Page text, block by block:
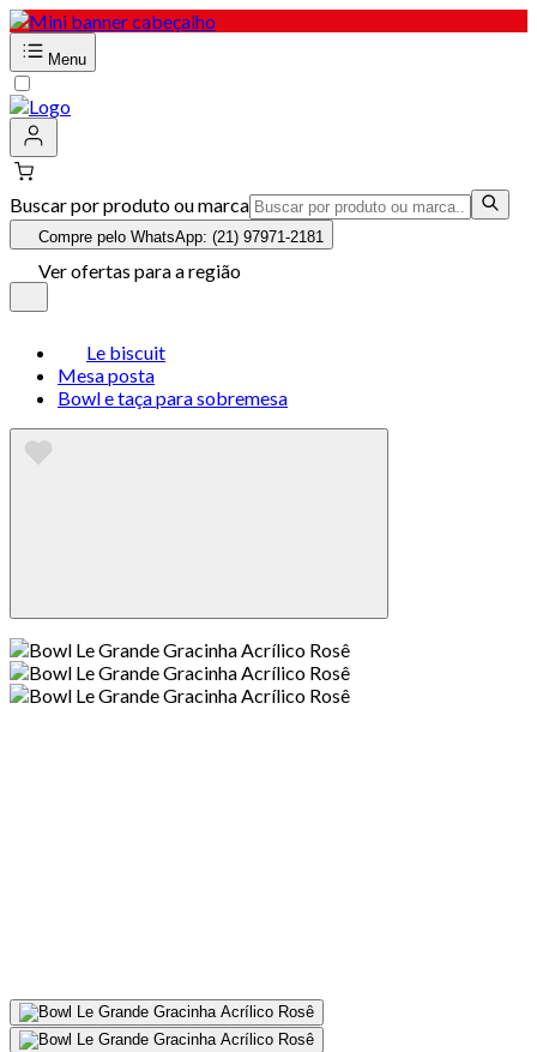
Menu
Buscar por produto ou marca
Compre pelo WhatsApp: (21) 97971-2181
Ver ofertas para a região
Le biscuit
Mesa posta
Bowl e taça para sobremesa